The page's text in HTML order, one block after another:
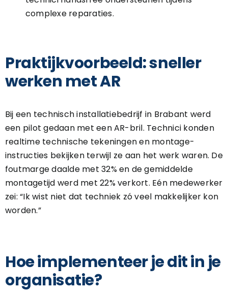
complexe reparaties.
Praktijkvoorbeeld: sneller
werken met AR
Bij een technisch installatiebedrijf in Brabant werd
een pilot gedaan met een AR-bril. Technici konden
realtime technische tekeningen en montage-
instructies bekijken terwijl ze aan het werk waren. De
foutmarge daalde met 32% en de gemiddelde
montagetijd werd met 22% verkort. Eén medewerker
zei: “Ik wist niet dat techniek zó veel makkelijker kon
worden.”
Hoe implementeer je dit in je
organisatie?